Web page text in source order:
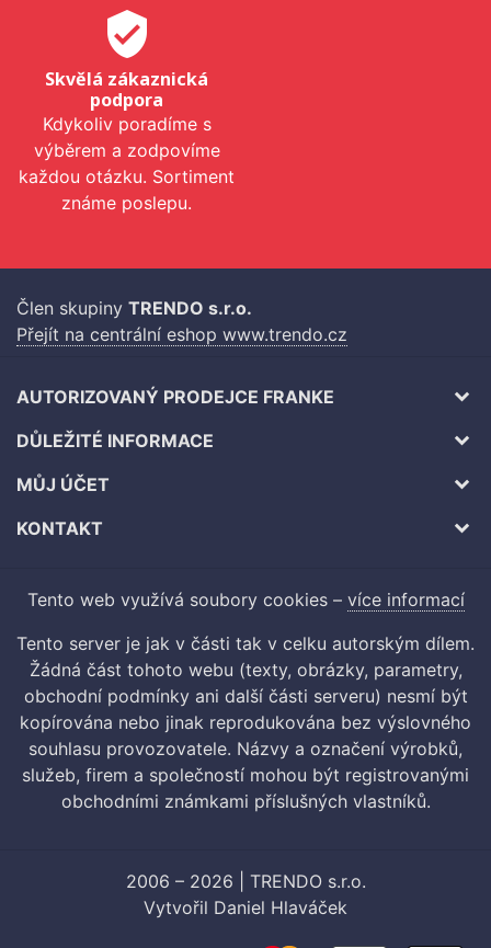
verified_user
Skvělá zákaznická
podpora
Kdykoliv poradíme s
výběrem a zodpovíme
každou otázku. Sortiment
známe poslepu.
Člen skupiny TRENDO s.r.o.
Přejít na centrální eshop www.trendo.cz
AUTORIZOVANÝ PRODEJCE FRANKE
DŮLEŽITÉ INFORMACE
MŮJ ÚČET
KONTAKT
Tento web využívá soubory cookies – více informací
Tento server je jak v části tak v celku autorským dílem.
Žádná část tohoto webu (texty, obrázky, parametry,
obchodní podmínky ani další části serveru) nesmí být
kopírována nebo jinak reprodukována bez výslovného
souhlasu provozovatele. Názvy a označení výrobků,
služeb, firem a společností mohou být registrovanými
obchodními známkami příslušných vlastníků.
2006 – 2026 | TRENDO s.r.o.
Vytvořil Daniel Hlaváček